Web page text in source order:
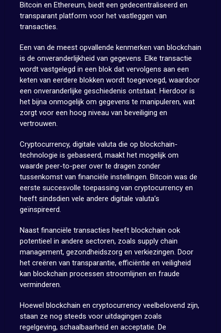
Bitcoin en Ethereum, biedt een gedecentraliseerd en
transparant platform voor het vastleggen van
transacties.
Een van de meest opvallende kenmerken van blockchain
is de onveranderlijkheid van gegevens. Elke transactie
wordt vastgelegd in een blok dat vervolgens aan een
keten van eerdere blokken wordt toegevoegd, waardoor
een onveranderlijke geschiedenis ontstaat. Hierdoor is
het bijna onmogelijk om gegevens te manipuleren, wat
zorgt voor een hoog niveau van beveiliging en
vertrouwen.
Cryptocurrency, digitale valuta die op blockchain-
technologie is gebaseerd, maakt het mogelijk om
waarde peer-to-peer over te dragen zonder
tussenkomst van financiële instellingen. Bitcoin was de
eerste succesvolle toepassing van cryptocurrency en
heeft sindsdien vele andere digitale valuta’s
geïnspireerd.
Naast financiële transacties heeft blockchain ook
potentieel in andere sectoren, zoals supply chain
management, gezondheidszorg en verkiezingen. Door
het creëren van transparantie, efficiëntie en veiligheid
kan blockchain processen stroomlijnen en fraude
verminderen.
Hoewel blockchain en cryptocurrency veelbelovend zijn,
staan ze nog steeds voor uitdagingen zoals
regelgeving, schaalbaarheid en acceptatie. De